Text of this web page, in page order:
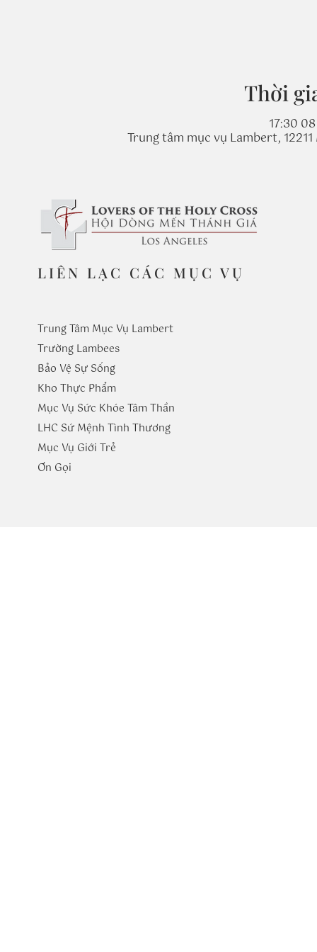
Thời
17:30
Trung tâm mục vụ Lambert,
LIÊN LẠC CÁC MỤC VỤ
Trung Tâm Mục Vụ Lambert
Trường Lambees
Bảo Vệ Sự Sống
Kho Thực Phẩm
Mục Vụ Sức Khóe Tâm Thần
LHC Sứ Mệnh Tình Thương
Mục Vụ Giới Trẻ
​Ơn Gọi